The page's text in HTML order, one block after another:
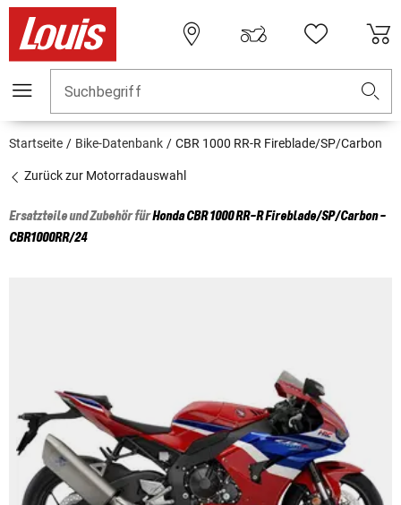
Suchbegriff
Startseite Bike-Datenbank CBR 1000 RR-R Fireblade/SP/Carbon
Zurück zur Motorradauswahl
Ersatzteile und Zubehör fürHondaCBR 1000 RR-R Fireblade/SP/Carbon -
CBR1000RR/24